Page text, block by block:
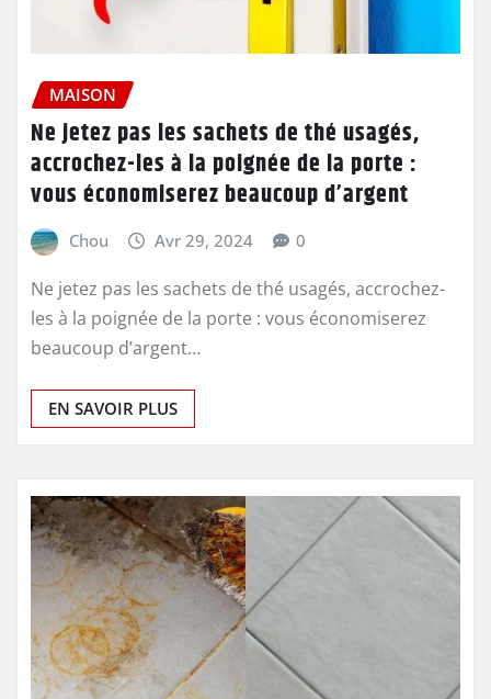
MAISON
Ne jetez pas les sachets de thé usagés,
accrochez-les à la poignée de la porte :
vous économiserez beaucoup d’argent
Chou Avr 29, 2024 0
Ne jetez pas les sachets de thé usagés, accrochez-
les à la poignée de la porte : vous économiserez
beaucoup d’argent…
EN SAVOIR PLUS